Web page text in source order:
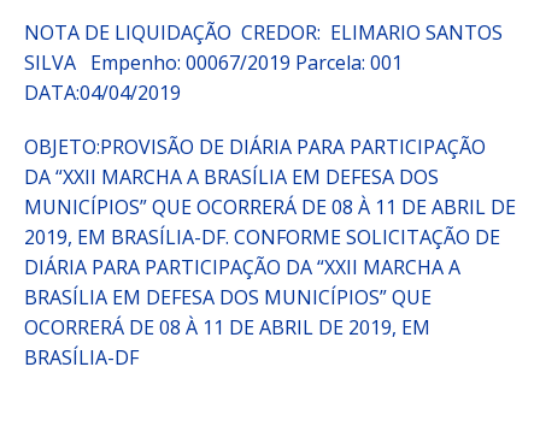
NOTA DE LIQUIDAÇÃO CREDOR: ELIMARIO SANTOS
SILVA Empenho: 00067/2019 Parcela: 001
DATA:04/04/2019
OBJETO:PROVISÃO DE DIÁRIA PARA PARTICIPAÇÃO
DA “XXII MARCHA A BRASÍLIA EM DEFESA DOS
MUNICÍPIOS” QUE OCORRERÁ DE 08 À 11 DE ABRIL DE
2019, EM BRASÍLIA-DF. CONFORME SOLICITAÇÃO DE
DIÁRIA PARA PARTICIPAÇÃO DA “XXII MARCHA A
BRASÍLIA EM DEFESA DOS MUNICÍPIOS” QUE
OCORRERÁ DE 08 À 11 DE ABRIL DE 2019, EM
BRASÍLIA-DF